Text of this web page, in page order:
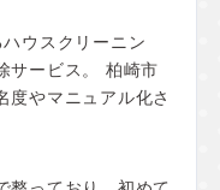
ウスクリーニン
サービス。 柏崎市
度やマニュアル化さ